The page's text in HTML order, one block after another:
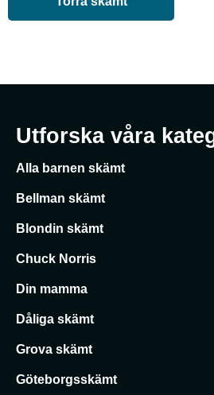
Utforska våra
Alla barnen skämt
Bellman skämt
Blondin skämt
Chuck Norris
Din mamma
Dåliga skämt
Grova skämt
Göteborgsskämt